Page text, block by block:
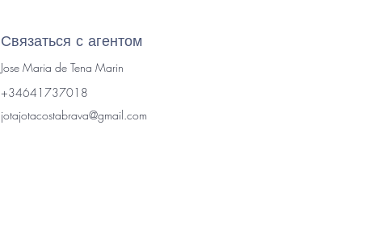
Связаться с агентом
Jose Maria de Tena Marin
+34641737018
jotajotacostabrava@gmail.com